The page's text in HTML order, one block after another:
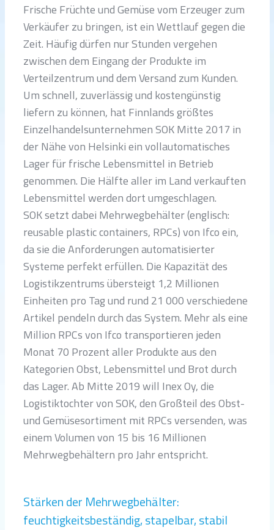
Frische Früchte und Gemüse vom Erzeuger zum
Verkäufer zu bringen, ist ein Wettlauf gegen die
Zeit. Häufig dürfen nur Stunden vergehen
zwischen dem Eingang der Produkte im
Verteilzentrum und dem Versand zum Kunden.
Um schnell, zuverlässig und kostengünstig
liefern zu können, hat Finnlands größtes
Einzelhandelsunternehmen SOK Mitte 2017 in
der Nähe von Helsinki ein vollautomatisches
Lager für frische Lebensmittel in Betrieb
genommen. Die Hälfte aller im Land verkauften
Lebensmittel werden dort umgeschlagen.
SOK setzt dabei Mehrwegbehälter (englisch:
reusable plastic containers, RPCs) von Ifco ein,
da sie die Anforderungen automatisierter
Systeme perfekt erfüllen. Die Kapazität des
Logistikzentrums übersteigt 1,2 Millionen
Einheiten pro Tag und rund 21 000 verschiedene
Artikel pendeln durch das System. Mehr als eine
Million RPCs von Ifco transportieren jeden
Monat 70 Prozent aller Produkte aus den
Kategorien Obst, Lebensmittel und Brot durch
das Lager. Ab Mitte 2019 will Inex Oy, die
Logistiktochter von SOK, den Großteil des Obst-
und Gemüsesortiment mit RPCs versenden, was
einem Volumen von 15 bis 16 Millionen
Mehrwegbehältern pro Jahr entspricht.
Stärken der Mehrwegbehälter:
feuchtigkeitsbeständig, stapelbar, stabil